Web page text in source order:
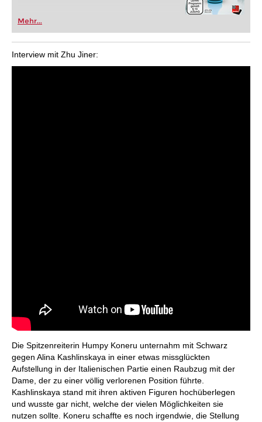
Mehr...
Interview mit Zhu Jiner:
Die Spitzenreiterin Humpy Koneru unternahm mit Schwarz
gegen Alina Kashlinskaya in einer etwas missglückten
Aufstellung in der Italienischen Partie einen Raubzug mit der
Dame, der zu einer völlig verlorenen Position führte.
Kashlinskaya stand mit ihren aktiven Figuren hochüberlegen
und wusste gar nicht, welche der vielen Möglichkeiten sie
nutzen sollte. Koneru schaffte es noch irgendwie, die Stellung